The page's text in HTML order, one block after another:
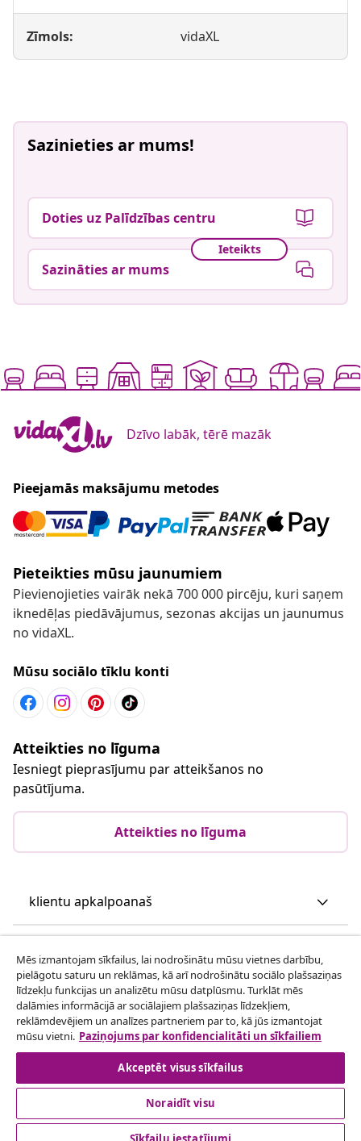
Zīmols: vidaXL
Sazinieties ar mums!
Doties uz Palīdzības centru
Ieteikts
Sazināties ar mums
Dzīvo labāk, tērē mazāk
Pieejamās maksājumu metodes
Pieteikties mūsu jaunumiem
Pievienojieties vairāk nekā 700 000 pircēju, kuri saņem
iknedēļas piedāvājumus, sezonas akcijas un jaunumus
no vidaXL.
Mūsu sociālo tīklu konti
Atteikties no līguma
Iesniegt pieprasījumu par atteikšanos no
pasūtījuma.
Atteikties no līguma
klientu apkalpoanaš
vidaXL
Apskatiet vairāk
Mēs izmantojam sīkfailus, lai nodrošinātu mūsu vietnes darbību,
pielāgotu saturu un reklāmas, kā arī nodrošinātu sociālo plašsaziņas
līdzekļu funkcijas un analizētu mūsu datplūsmu. Turklāt mēs
dalāmies informācijā ar sociālajiem plašsaziņas līdzekļiem,
reklāmdevējiem un analīzes partneriem par to, kā jūs izmantojat
mūsu vietni. Paziņojums par konfidencialitāti un sīkfailiem
Akceptēt visus sīkfailus
Noraidīt visu